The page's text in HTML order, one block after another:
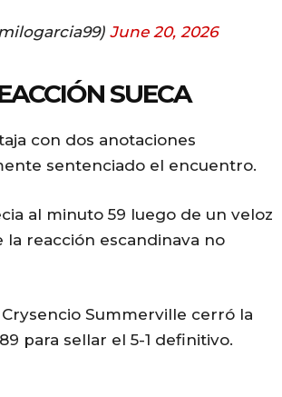
June 20, 2026
SUECA
con dos anotaciones
sentenciado el encuentro.
al minuto 59 luego de un veloz
reacción escandinava no
Summerville cerró la
para sellar el 5-1 definitivo.